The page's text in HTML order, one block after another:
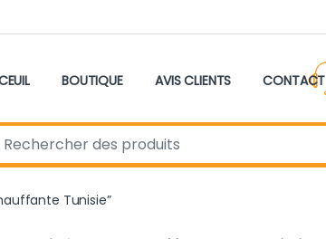
BOUTIQUE AVIS CLIENTS CONTACT
for:
Tunisie”